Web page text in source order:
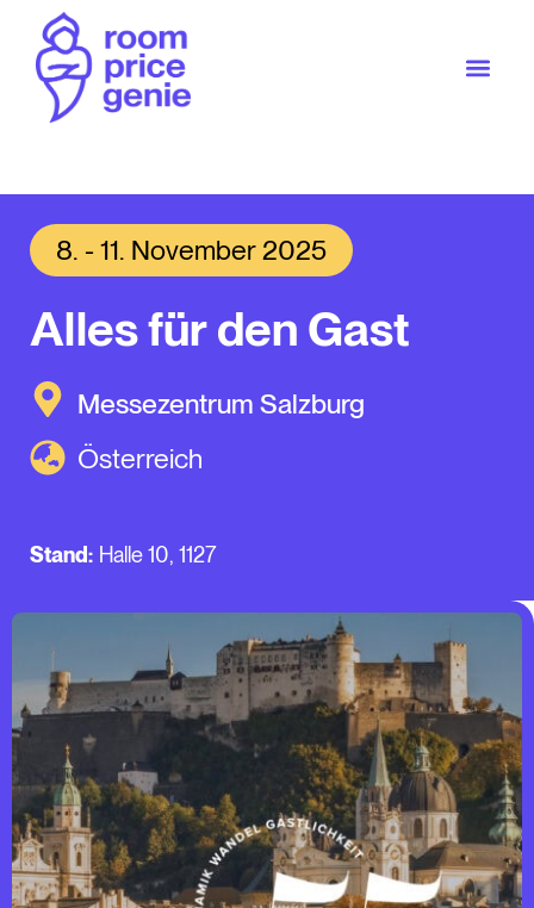
8. - 11. November 2025
Alles für den Gast
Messezentrum Salzburg
Österreich
Stand: Halle 10, 1127